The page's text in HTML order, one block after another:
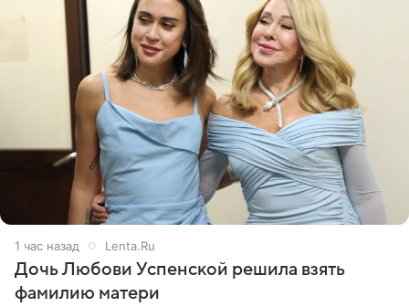
1 час назад Lenta.Ru
Дочь Любови Успенской решила взять
фамилию матери